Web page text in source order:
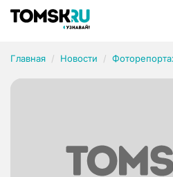
Главная Новости